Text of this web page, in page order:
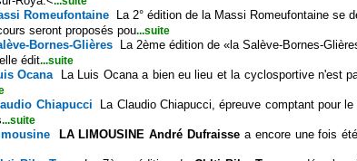
Romeufontaine
La 2° édition de la Massi Romeufontaine se
seront proposés pou...suite
Bornes-Glières
La 2ème édition de «la Salève-Bornes-
édit...suite
Ocana
La Luis Ocana a bien eu lieu et la cyclosportive n'est
Chiapucci
La Claudio Chiapucci, épreuve comptant pour
...suite
LA LIMOUSINE André Dufraisse a encore une fois